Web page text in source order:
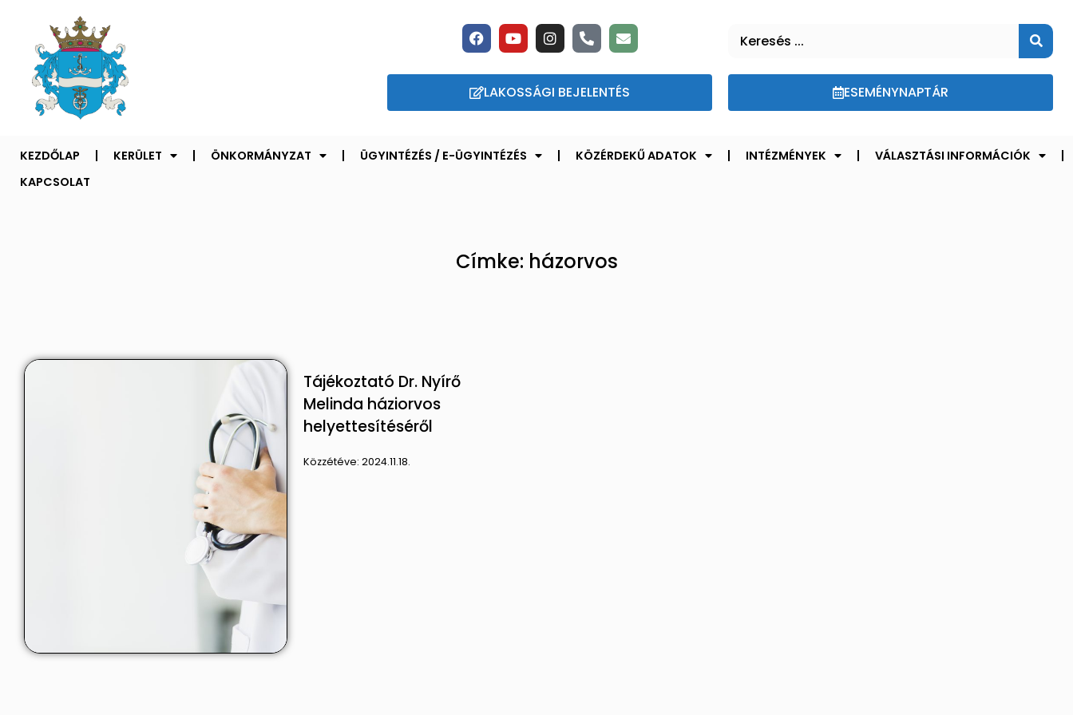
LAKOSSÁGI BEJELENTÉS ESEMÉNYNAPTÁR
KEZDŐLAP KERÜLET ÖNKORMÁNYZAT ÜGYINTÉZÉS / E-ÜGYINTÉZÉS KÖZÉRDEKŰ ADATOK INTÉZMÉNYEK
VÁLASZTÁSI INFORMÁCIÓK
KAPCSOLAT
Címke: házorvos
Tájékoztató Dr. Nyírő
Melinda háziorvos
helyettesítéséről
Közzétéve:2024.11.18.